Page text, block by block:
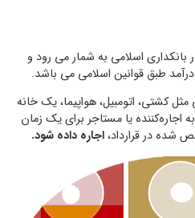
اسلامی به شمار می رود و
طبق قوانين اسلامي می باشد.
کشتی، اتومبيل، هواپیما، يك خانه
اجاره‌كننده یا مستاجر برای یک زمان
در قرارداد،اجاره داده شود.